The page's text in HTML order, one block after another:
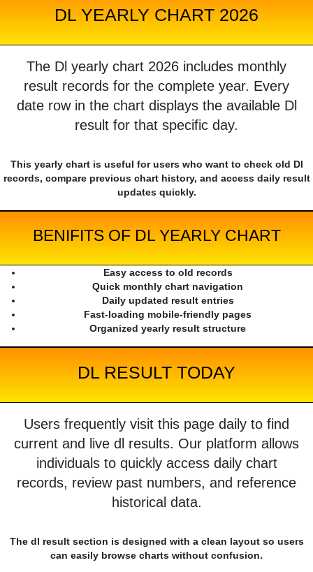
DL YEARLY CHART 2026
The Dl yearly chart 2026 includes monthly
result records for the complete year. Every
date row in the chart displays the available Dl
result for that specific day.
This yearly chart is useful for users who want to check old Dl
records, compare previous chart history, and access daily result
updates quickly.
BENIFITS OF DL YEARLY CHART
Easy access to old records
Quick monthly chart navigation
Daily updated result entries
Fast-loading mobile-friendly pages
Organized yearly result structure
DL RESULT TODAY
Users frequently visit this page daily to find
current and live dl results. Our platform allows
individuals to quickly access daily chart
records, review past numbers, and reference
historical data.
The dl result section is designed with a clean layout so users
can easily browse charts without confusion.